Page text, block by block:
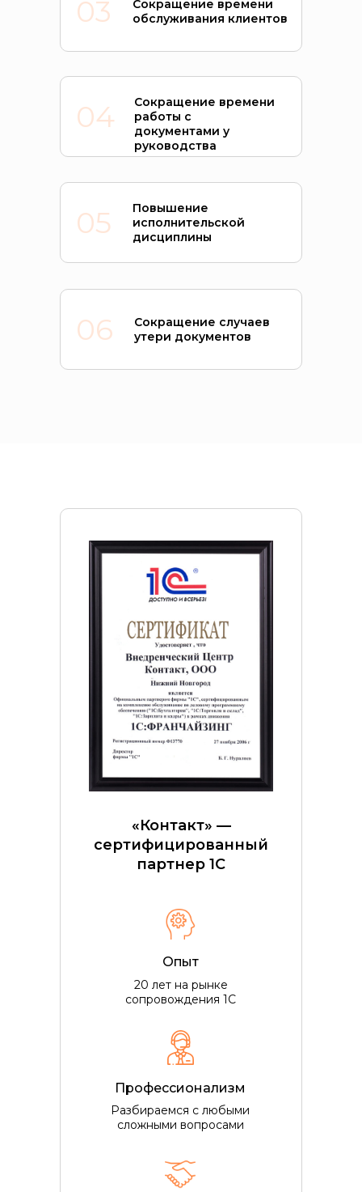
Сокращение времени
обслуживания клиентов
03
Сокращение времени
работы с
документами у
руководства
04
Повышение
исполнительской
дисциплины
05
Сокращение случаев
утери документов
06
«Контакт» —
сертифицированный
партнер 1С
Опыт
Профессионализм
20 лет на рынке
сопровождения 1С
Разбираемся с любыми
сложными вопросами